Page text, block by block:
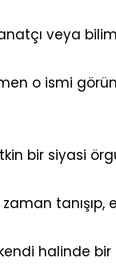
veya
o ismi
bir siyasi
tanışıp, el
halinde bir